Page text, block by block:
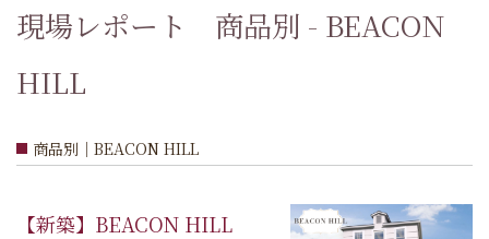
現場レポート 商品別 - BEACON
HILL
商品別｜BEACON HILL
【新築】BEACON HILL